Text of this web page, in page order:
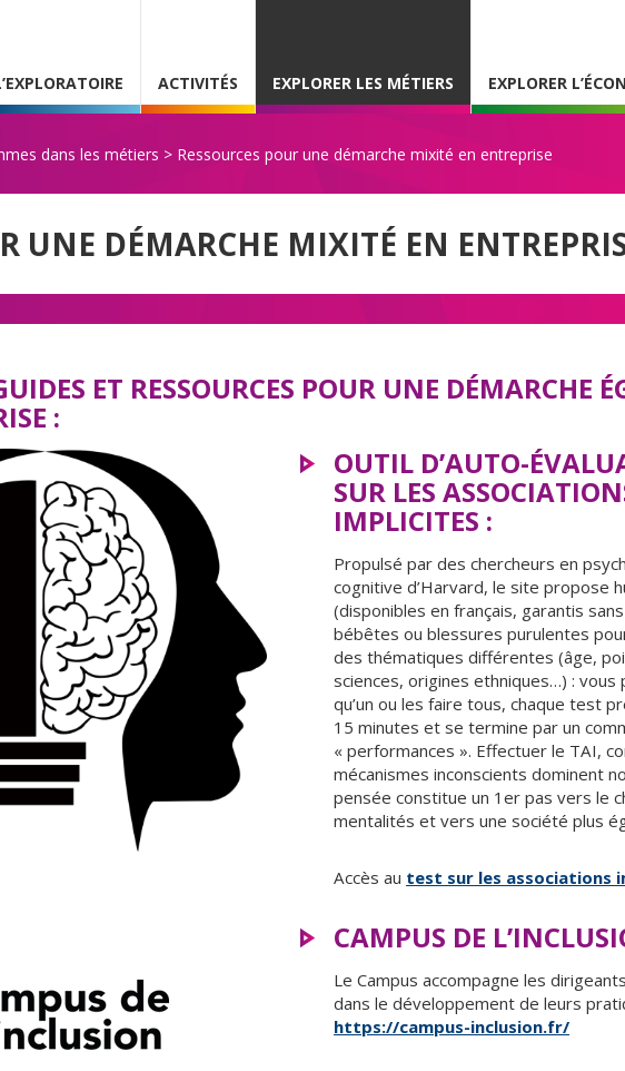
ACTIVITÉS EXPLORER LES MÉTIERS EXPLORER
dans les métiers > Ressources pour une démarche mixité en entreprise
UNE DÉMARCHE MIXITÉ EN
ET RESSOURCES POUR UNE DÉMARCHE
:
OUTIL D’AUTO-
SUR LES
IMPLICITES :
Propulsé par des chercheurs en
cognitive d’Harvard, le site propose
(disponibles en français, garantis
bébêtes ou blessures purulentes
des thématiques différentes (âge,
sciences, origines ethniques…) : vous
qu’un ou les faire tous, chaque test
15 minutes et se termine par un
« performances ». Effectuer le TAI,
mécanismes inconscients dominent
pensée constitue un 1er pas vers le
mentalités et vers une société plus
Accès au test sur les associations
CAMPUS DE
Le Campus accompagne les
dans le développement de leurs
https://campus-inclusion.fr/